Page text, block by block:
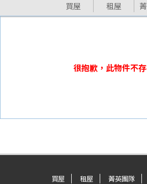
買屋 租屋
很抱歉，此物件不
買屋 租屋 菁英團隊